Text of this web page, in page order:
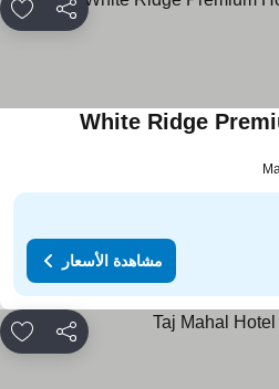
مشاركة
White Ridgeمشاهدة
مشاهدة الأسعار
مشاركة